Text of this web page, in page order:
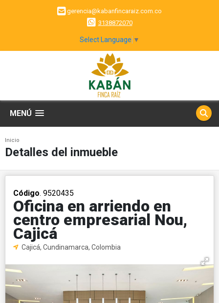
gerencia@kabanfincaraiz.com.co
3138872070
Select Language ▼
MENÚ
Inicio
Detalles del inmueble
Código. 9520435
Oficina en arriendo en
centro empresarial Nou,
Cajicá
Cajicá, Cundinamarca, Colombia